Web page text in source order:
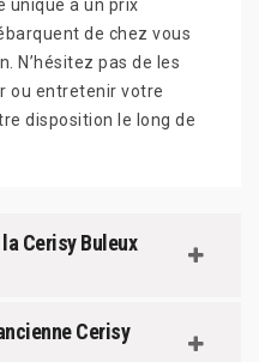
unique à un prix
de chez vous
N’hésitez pas de les
ou entretenir votre
disposition le long de
Cerisy Buleux
Cerisy